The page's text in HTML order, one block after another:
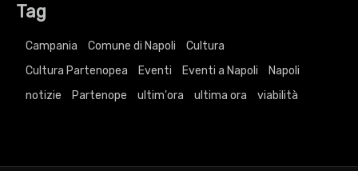
Tag
Campania Comune di Napoli
Cultura
Cultura Partenopea
Eventi Eventi a Napoli
Napoli
notizie
Partenope ultim'ora ultima ora viabilità